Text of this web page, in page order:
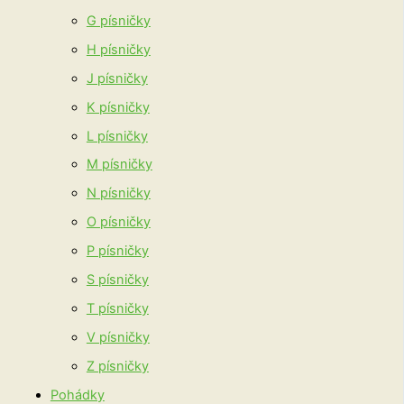
G písničky
H písničky
J písničky
K písničky
L písničky
M písničky
N písničky
O písničky
P písničky
S písničky
T písničky
V písničky
Z písničky
Pohádky